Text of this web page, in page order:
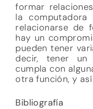
formar
la
relacionarse de
hay un
pueden tener
decir, tener un
cumpla con
otra función, y
Bibliografía